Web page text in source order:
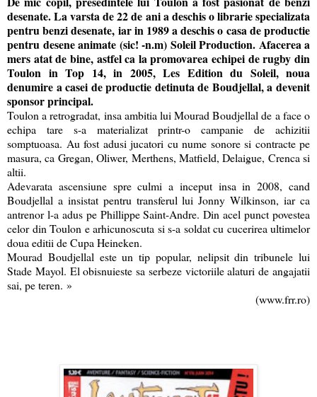
desenate. La varsta de 22 de ani a deschis o librarie specializata
pentru benzi desenate, iar in 1989 a deschis o casa de productie
pentru desene animate (sic! -n.m) Soleil Production. Afacerea a
mers atat de bine, astfel ca la promovarea echipei de rugby din
Toulon in Top 14, in 2005, Les Edition du Soleil, noua
denumire a casei de productie detinuta de Boudjellal, a devenit
sponsor principal.
Toulon a retrogradat, insa ambitia lui Mourad Boudjellal de a face o
echipa tare s-a materializat printr-o campanie de achizitii
somptuoasa. Au fost adusi jucatori cu nume sonore si contracte pe
masura, ca Gregan, Oliwer, Merthens, Matfield, Delaigue, Crenca si
altii.
Adevarata ascensiune spre culmi a inceput insa in 2008, cand
Boudjellal a insistat pentru transferul lui Jonny Wilkinson, iar ca
antrenor l-a adus pe Phillippe Saint-Andre. Din acel punct povestea
celor din Toulon e arhicunoscuta si s-a soldat cu cucerirea ultimelor
doua editii de Cupa Heineken.
Mourad Boudjellal este un tip popular, nelipsit din tribunele lui
Stade Mayol. El obisnuieste sa serbeze victoriile alaturi de angajatii
sai, pe teren. »
(www.frr.ro)